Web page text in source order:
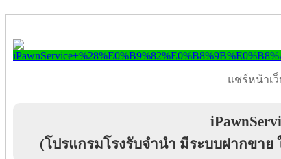
แชร์หน้าเ
(โปรแกรมโรงรับจำนำ มีระบบฝากขาย